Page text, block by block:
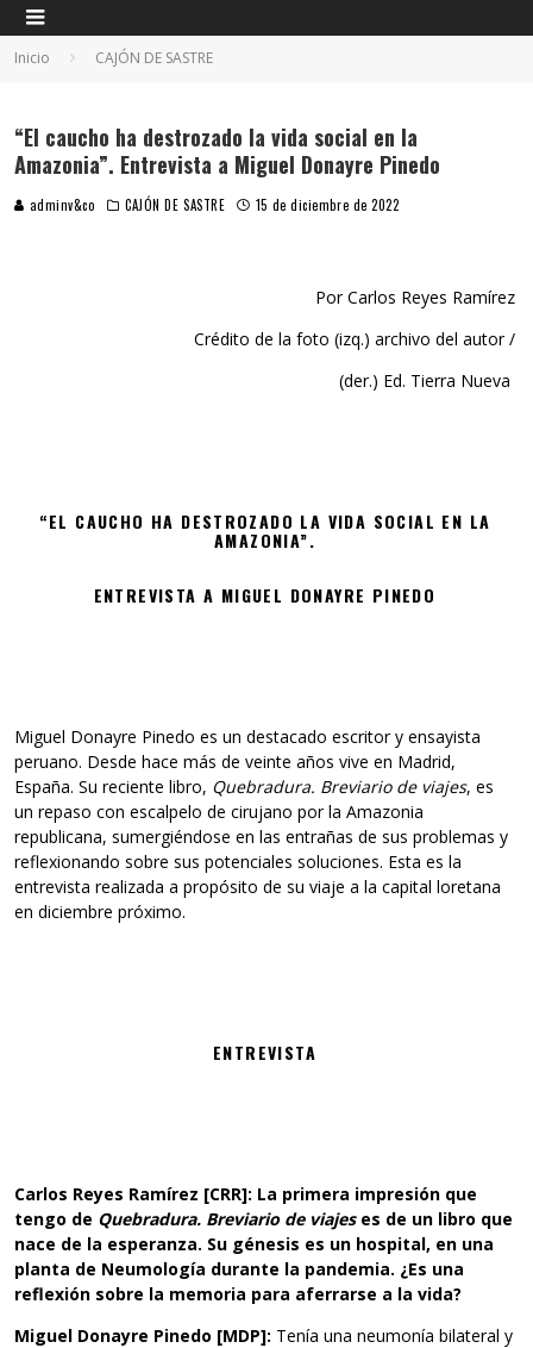
Inicio CAJÓN DE SASTRE
“El caucho ha destrozado la vida social en la
Amazonia”. Entrevista a Miguel Donayre Pinedo
adminv&co CAJÓN DE SASTRE 15 de diciembre de 2022
Por Carlos Reyes Ramírez
Crédito de la foto (izq.) archivo del autor /
(der.) Ed. Tierra Nueva
“EL CAUCHO HA DESTROZADO LA VIDA SOCIAL EN LA
AMAZONIA”.
ENTREVISTA A MIGUEL DONAYRE PINEDO
Miguel Donayre Pinedo es un destacado escritor y ensayista
peruano. Desde hace más de veinte años vive en Madrid,
España. Su reciente libro, Quebradura. Breviario de viajes, es
un repaso con escalpelo de cirujano por la Amazonia
republicana, sumergiéndose en las entrañas de sus problemas y
reflexionando sobre sus potenciales soluciones. Esta es la
entrevista realizada a propósito de su viaje a la capital loretana
en diciembre próximo.
ENTREVISTA
Carlos Reyes Ramírez [CRR]: La primera impresión que
tengo de Quebradura. Breviario de viajeses de un libro que
nace de la esperanza. Su génesis es un hospital, en una
planta de Neumología durante la pandemia. ¿Es una
reflexión sobre la memoria para aferrarse a la vida?
Miguel Donayre Pinedo [MDP]: Tenía una neumonía bilateral y